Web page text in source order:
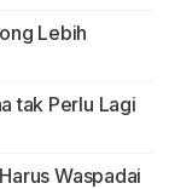
Lebih
tak Perlu Lagi
Waspadai